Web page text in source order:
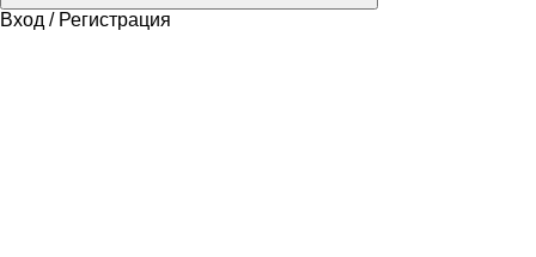
Вход / Регистрация